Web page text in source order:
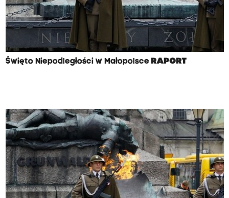
Święto Niepodległości w Małopolsce RAPORT